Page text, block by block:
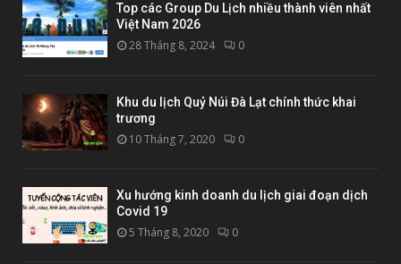
Top các Group Du Lịch nhiều thành viên nhất
Việt Nam 2026
28 Tháng 8, 2024 0
Khu du lịch Quỷ Núi Đà Lạt chính thức khai
trương
10 Tháng 7, 2020 0
Xu hướng kinh doanh du lịch giai đoạn dịch
Covid 19
5 Tháng 8, 2020 0